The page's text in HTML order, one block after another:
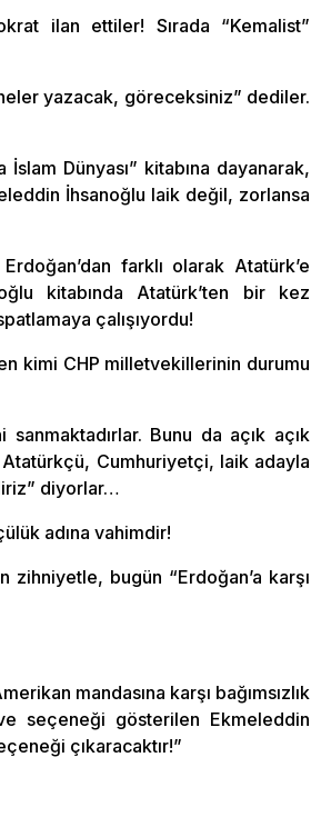
ilan ettiler! Sırada “Kemalist”
yazacak, göreceksiniz” dediler.
Dünyası” kitabına dayanarak,
İhsanoğlu laik değil, zorlansa
farklı olarak Atatürk’e
kitabında Atatürk’ten bir kez
çalışıyordu!
kimi CHP milletvekillerinin durumu
sanmaktadırlar. Bunu da açık açık
Cumhuriyetçi, laik adayla
diyorlar…
adına vahimdir!
zihniyetle, bugün “Erdoğan’a karşı
mandasına karşı bağımsızlık
seçeneği gösterilen Ekmeleddin
çıkaracaktır!”